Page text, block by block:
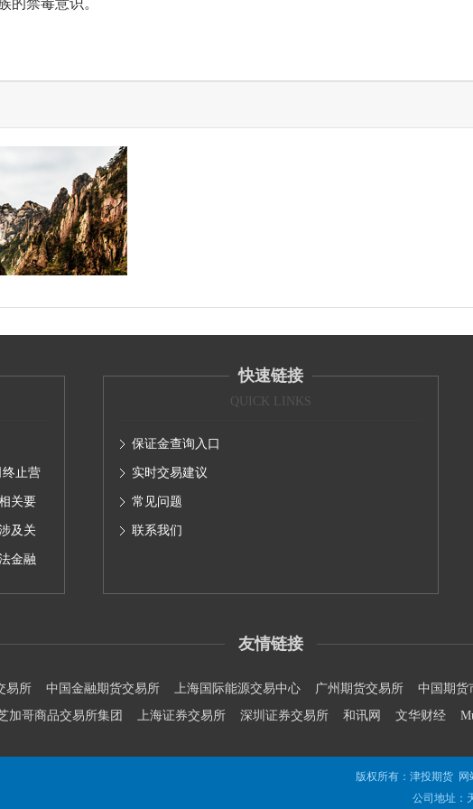
的禁毒意识。
止营
关要
及关
金融
快速链接
QUICK LINKS
保证金查询入口
实时交易建议
常见问题
联系我们
友情链接
易所 中国金融期货交易所 上海国际能源交易中心 广州期货交易所 中国期货
加哥商品交易所集团 上海证券交易所 深圳证券交易所 和讯网 文华财经
版权所有：津投期货 网
公司地址：